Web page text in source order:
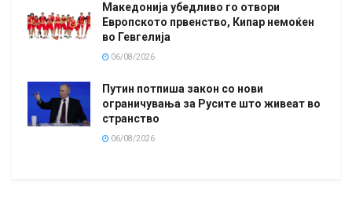
Македонија убедливо го отвори
Европското првенство, Кипар немоќен
во Гевгелија
06/08/2026
Путин потпиша закон со нови
ограничувања за Русите што живеат во
странство
06/08/2026